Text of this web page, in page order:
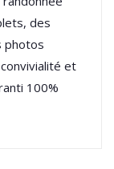
des
photos
et
100%